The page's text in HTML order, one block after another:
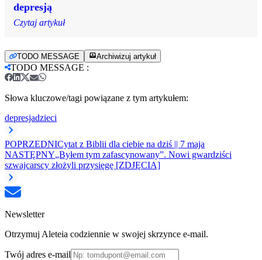
depresją
Czytaj artykuł
TODO MESSAGE Archiwizuj artykuł
TODO MESSAGE :
Słowa kluczowe/tagi powiązane z tym artykułem:
depresjadzieci
POPRZEDNICytat z Biblii dla ciebie na dziś || 7 maja
NASTĘPNY„Byłem tym zafascynowany”. Nowi gwardziści
szwajcarscy złożyli przysięgę [ZDJĘCIA]
Newsletter
Otrzymuj Aleteia codziennie w swojej skrzynce e-mail.
Twój adres e-mail